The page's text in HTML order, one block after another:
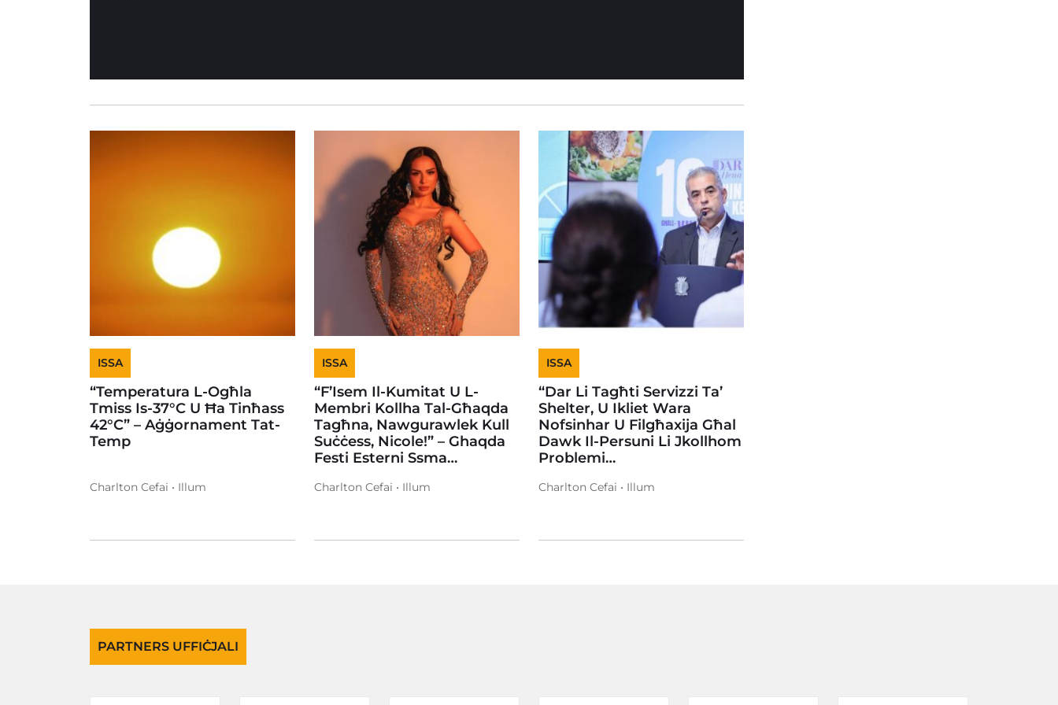
ISSA
“Temperatura L-Ogħla
Tmiss Is-37°C U Ħa Tinħass
42°C” – Aġġornament Tat-
Temp
Charlton Cefai • Illum
ISSA
“F’Isem Il-Kumitat U L-
Membri Kollha Tal-Għaqda
Tagħna, Nawgurawlek Kull
Suċċess, Nicole!” – Ghaqda
Festi Esterni Ssma…
Charlton Cefai • Illum
ISSA
“Dar Li Tagħti Servizzi Ta’
Shelter, U Ikliet Wara
Nofsinhar U Filgħaxija Għal
Dawk Il-Persuni Li Jkollhom
Problemi…
Charlton Cefai • Illum
PARTNERS UFFIĊJALI